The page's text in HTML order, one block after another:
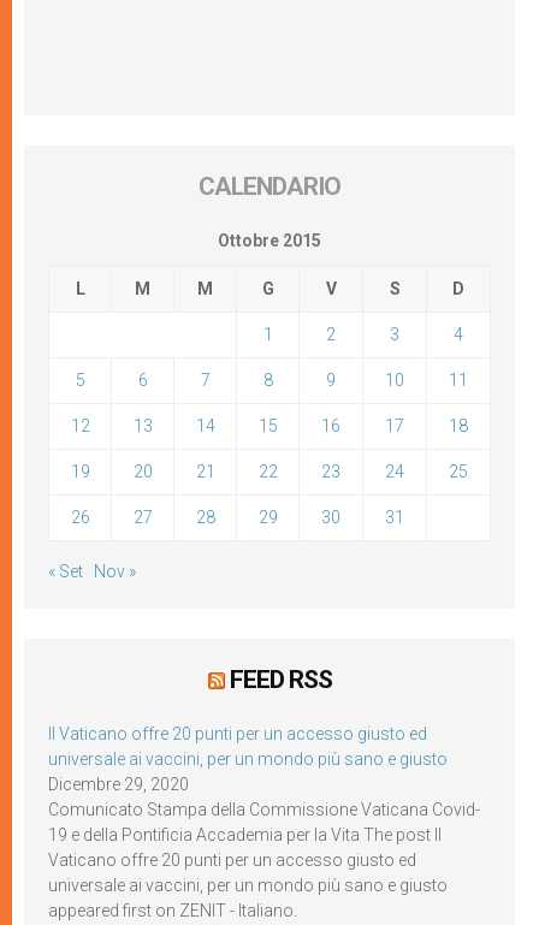
CALENDARIO
Ottobre 2015
L M M G V S D
1 2 3 4
5 6 7 8 9 10 11
12 13 14 15 16 17 18
19 20 21 22 23 24 25
26 27 28 29 30 31
« Set Nov »
FEED RSS
Il Vaticano offre 20 punti per un accesso giusto ed
universale ai vaccini, per un mondo più sano e giusto
Dicembre 29, 2020
Comunicato Stampa della Commissione Vaticana Covid-
19 e della Pontificia Accademia per la Vita The post Il
Vaticano offre 20 punti per un accesso giusto ed
universale ai vaccini, per un mondo più sano e giusto
appeared first on ZENIT - Italiano.